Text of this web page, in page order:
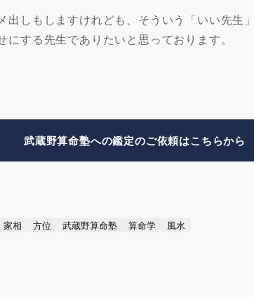
出しもしますけれども、そういう「いい先生
にする先生でありたいと思っております。
武蔵野算命塾への鑑定のご依頼はこちらから
家相 方位 武蔵野算命塾 算命学 風水